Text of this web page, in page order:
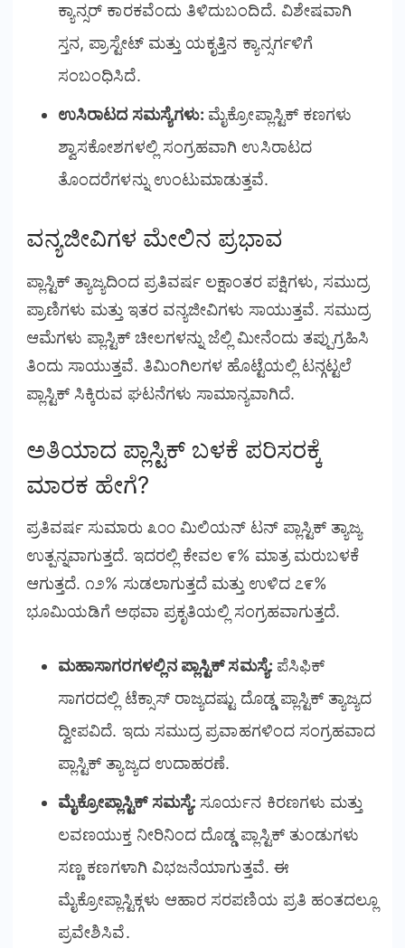
ಕ್ಯಾನ್ಸರ್ ಕಾರಕವೆಂದು ತಿಳಿದುಬಂದಿದೆ. ವಿಶೇಷವಾಗಿ
ಸ್ತನ, ಪ್ರಾಸ್ಟೇಟ್ ಮತ್ತು ಯಕೃತ್ತಿನ ಕ್ಯಾನ್ಸರ್ಗಳಿಗೆ
ಸಂಬಂಧಿಸಿದೆ.
ಉಸಿರಾಟದ ಸಮಸ್ಯೆಗಳು: ಮೈಕ್ರೋಪ್ಲಾಸ್ಟಿಕ್ ಕಣಗಳು
ಶ್ವಾಸಕೋಶಗಳಲ್ಲಿ ಸಂಗ್ರಹವಾಗಿ ಉಸಿರಾಟದ
ತೊಂದರೆಗಳನ್ನು ಉಂಟುಮಾಡುತ್ತವೆ.
ವನ್ಯಜೀವಿಗಳ ಮೇಲಿನ ಪ್ರಭಾವ
ಪ್ಲಾಸ್ಟಿಕ್ ತ್ಯಾಜ್ಯದಿಂದ ಪ್ರತಿವರ್ಷ ಲಕ್ಷಾಂತರ ಪಕ್ಷಿಗಳು, ಸಮುದ್ರ
ಪ್ರಾಣಿಗಳು ಮತ್ತು ಇತರ ವನ್ಯಜೀವಿಗಳು ಸಾಯುತ್ತವೆ. ಸಮುದ್ರ
ಆಮೆಗಳು ಪ್ಲಾಸ್ಟಿಕ್ ಚೀಲಗಳನ್ನು ಜೆಲ್ಲಿ ಮೀನೆಂದು ತಪ್ಪುಗ್ರಹಿಸಿ
ತಿಂದು ಸಾಯುತ್ತವೆ. ತಿಮಿಂಗಿಲಗಳ ಹೊಟ್ಟೆಯಲ್ಲಿ ಟನ್ಗಟ್ಟಲೆ
ಪ್ಲಾಸ್ಟಿಕ್ ಸಿಕ್ಕಿರುವ ಘಟನೆಗಳು ಸಾಮಾನ್ಯವಾಗಿದೆ.
ಅತಿಯಾದ ಪ್ಲಾಸ್ಟಿಕ್ ಬಳಕೆ ಪರಿಸರಕ್ಕೆ
ಮಾರಕ ಹೇಗೆ?
ಪ್ರತಿವರ್ಷ ಸುಮಾರು ೩೦೦ ಮಿಲಿಯನ್ ಟನ್ ಪ್ಲಾಸ್ಟಿಕ್ ತ್ಯಾಜ್ಯ
ಉತ್ಪನ್ನವಾಗುತ್ತದೆ. ಇದರಲ್ಲಿ ಕೇವಲ ೯% ಮಾತ್ರ ಮರುಬಳಕೆ
ಆಗುತ್ತದೆ. ೧೨% ಸುಡಲಾಗುತ್ತದೆ ಮತ್ತು ಉಳಿದ ೭೯%
ಭೂಮಿಯಡಿಗೆ ಅಥವಾ ಪ್ರಕೃತಿಯಲ್ಲಿ ಸಂಗ್ರಹವಾಗುತ್ತದೆ.
ಮಹಾಸಾಗರಗಳಲ್ಲಿನ ಪ್ಲಾಸ್ಟಿಕ್ ಸಮಸ್ಯೆ: ಪೆಸಿಫಿಕ್
ಸಾಗರದಲ್ಲಿ ಟೆಕ್ಸಾಸ್ ರಾಜ್ಯದಷ್ಟು ದೊಡ್ಡ ಪ್ಲಾಸ್ಟಿಕ್ ತ್ಯಾಜ್ಯದ
ದ್ವೀಪವಿದೆ. ಇದು ಸಮುದ್ರ ಪ್ರವಾಹಗಳಿಂದ ಸಂಗ್ರಹವಾದ
ಪ್ಲಾಸ್ಟಿಕ್ ತ್ಯಾಜ್ಯದ ಉದಾಹರಣೆ.
ಮೈಕ್ರೋಪ್ಲಾಸ್ಟಿಕ್ ಸಮಸ್ಯೆ: ಸೂರ್ಯನ ಕಿರಣಗಳು ಮತ್ತು
ಲವಣಯುಕ್ತ ನೀರಿನಿಂದ ದೊಡ್ಡ ಪ್ಲಾಸ್ಟಿಕ್ ತುಂಡುಗಳು
ಸಣ್ಣ ಕಣಗಳಾಗಿ ವಿಭಜನೆಯಾಗುತ್ತವೆ. ಈ
ಮೈಕ್ರೋಪ್ಲಾಸ್ಟಿಕ್ಗಳು ಆಹಾರ ಸರಪಣಿಯ ಪ್ರತಿ ಹಂತದಲ್ಲೂ
ಪ್ರವೇಶಿಸಿವೆ.